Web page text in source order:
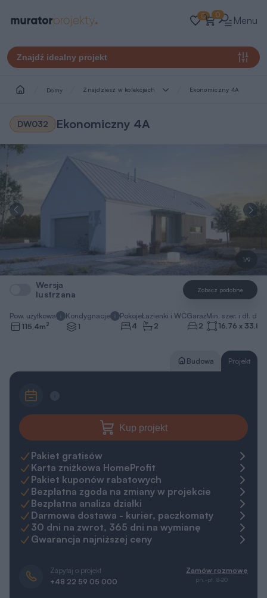
0 0 Menu
Znajdź idealny projekt
Domy Znajdziesz w kolekcjach Ekonomiczny 4A
DW032 Ekonomiczny 4A
1/9
Wersja
lustrzana
Zobacz podobne
Pow. użytkowa
115,4m2
Kondygnacje
1
Pokoje
4
Łazienki i WC
2
Garaż
2
Min. szer. i dł.
16,76 x 33,8
Budowa Projekt
Kup projekt
Pakiet gratisów
Karta zniżkowa HomeProfit
Pakiet kuponów rabatowych
Bezpłatna zgoda na zmiany w projekcie
Bezpłatna analiza działki
Darmowa dostawa - kurier, paczkomaty
30 dni na zwrot, 365 dni na wymianę
Gwarancja najniższej ceny
Zapytaj o projekt
+48 22 59 05 000
Zamów rozmowę
pn.-pt. 8-20